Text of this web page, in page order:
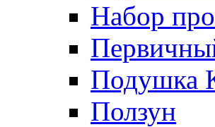
Набор
Подушка
Ползун